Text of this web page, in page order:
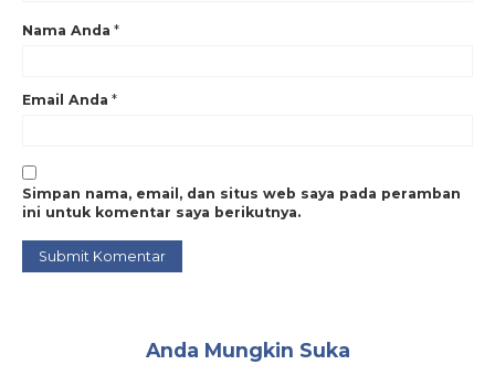
Nama Anda *
Email Anda *
Simpan nama, email, dan situs web saya pada peramban
ini untuk komentar saya berikutnya.
Anda Mungkin Suka